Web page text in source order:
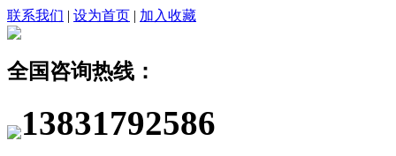
联系我们 | 设为首页 | 加入收藏
全国咨询热线：
13831792586